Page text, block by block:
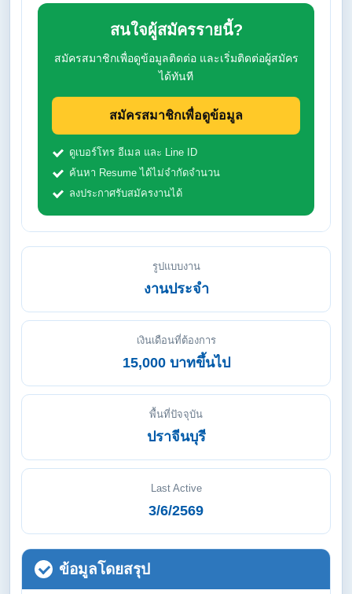
สนใจผู้สมัครรายนี้?
สมัครสมาชิกเพื่อดูข้อมูลติดต่อ และเริ่มติดต่อผู้สมัคร
ได้ทันที
สมัครสมาชิกเพื่อดูข้อมูล
ดูเบอร์โทร อีเมล และ Line ID
ค้นหา Resume ได้ไม่จำกัดจำนวน
ลงประกาศรับสมัครงานได้
รูปแบบงาน
งานประจำ
เงินเดือนที่ต้องการ
15,000 บาทขึ้นไป
พื้นที่ปัจจุบัน
ปราจีนบุรี
Last Active
3/6/2569
ข้อมูลโดยสรุป